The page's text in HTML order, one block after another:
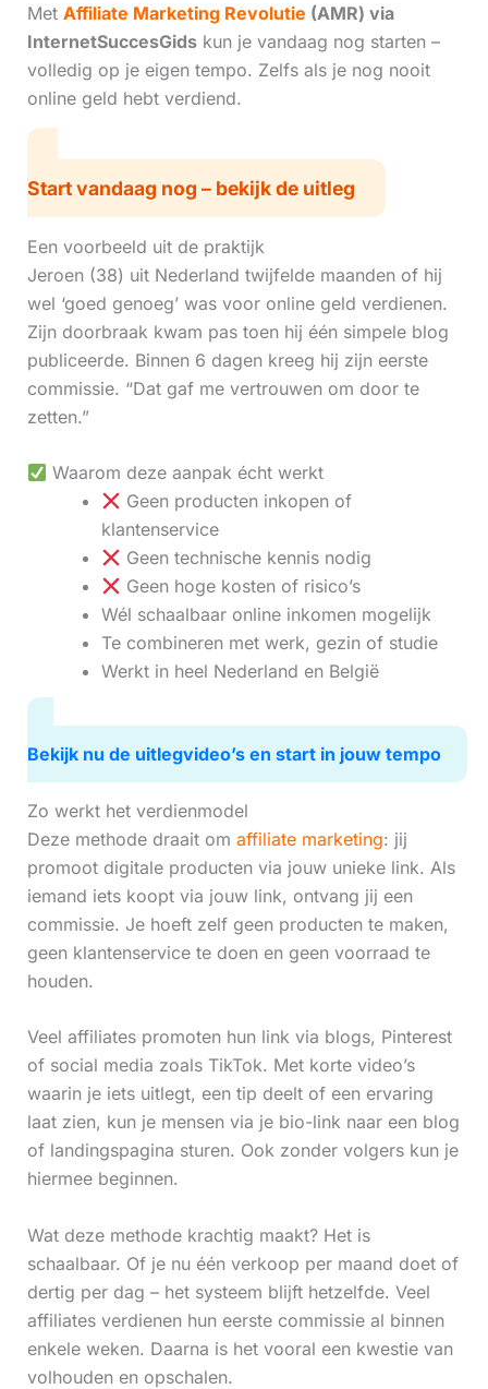
Met Affiliate Marketing Revolutie (AMR) via
InternetSuccesGidskun je vandaag nog starten –
volledig op je eigen tempo. Zelfs als je nog nooit
online geld hebt verdiend.
Start vandaag nog – bekijk de uitleg
Een voorbeeld uit de praktijk
Jeroen (38) uit Nederland twijfelde maanden of hij
wel ‘goed genoeg’ was voor online geld verdienen.
Zijn doorbraak kwam pas toen hij één simpele blog
publiceerde. Binnen 6 dagen kreeg hij zijn eerste
commissie. “Dat gaf me vertrouwen om door te
zetten.”
Waarom deze aanpak écht werkt
Geen producten inkopen of
klantenservice
Geen technische kennis nodig
Geen hoge kosten of risico’s
Wél schaalbaar online inkomen mogelijk
Te combineren met werk, gezin of studie
Werkt in heel Nederland en België
Bekijk nu de uitlegvideo’s en start in jouw tempo
Zo werkt het verdienmodel
Deze methode draait om affiliate marketing: jij
promoot digitale producten via jouw unieke link. Als
iemand iets koopt via jouw link, ontvang jij een
commissie. Je hoeft zelf geen producten te maken,
geen klantenservice te doen en geen voorraad te
houden.
Veel affiliates promoten hun link via blogs, Pinterest
of social media zoals TikTok. Met korte video’s
waarin je iets uitlegt, een tip deelt of een ervaring
laat zien, kun je mensen via je bio-link naar een blog
of landingspagina sturen. Ook zonder volgers kun je
hiermee beginnen.
Wat deze methode krachtig maakt? Het is
schaalbaar. Of je nu één verkoop per maand doet of
dertig per dag – het systeem blijft hetzelfde. Veel
affiliates verdienen hun eerste commissie al binnen
enkele weken. Daarna is het vooral een kwestie van
volhouden en opschalen.